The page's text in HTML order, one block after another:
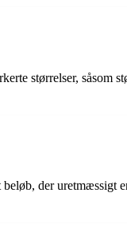
størrelser, såsom
der uretmæssigt